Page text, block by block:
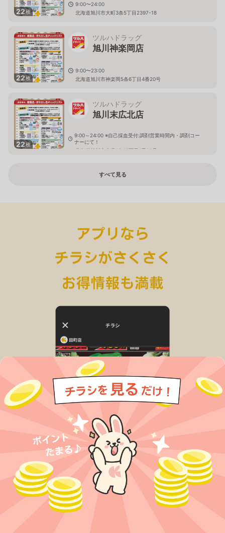
22枚
9:00〜24:00
北海道旭川市大町3条5丁目2397-18
22枚
ツルハドラッグ
旭川神楽岡店
9:00〜23:00
北海道旭川市神楽岡5条6丁目4番20号
22枚
ツルハドラッグ
旭川末広北店
9:00～24:00 ※自己採血受付:調剤営業時間内・調剤コー
ナーにて！
北海道旭川市末広1条10丁目1番20号
すべて見る